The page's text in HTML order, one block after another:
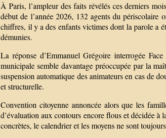
À Paris, l’ampleur des faits révélés ces derniers
début de l’année 2026, 132 agents du périscolaire
chiffres, il y a des enfants victimes dont la parole a
démunies.
La réponse d’Emmanuel Grégoire interrogée
municipale semble davantage préoccupée par la
suspension automatique des animateurs en cas de
et structurelle.
Convention citoyenne annoncée alors que les
d’évaluation aux contours encore flous et décidée à
concrètes, le calendrier et les moyens ne sont